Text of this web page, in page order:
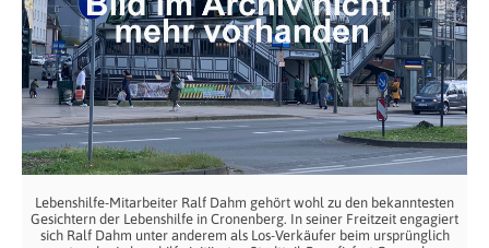
Lebenshilfe-Mitarbeiter Ralf Dahm gehört wohl zu den bekanntesten
Gesichtern der Lebenshilfe in Cronenberg. In seiner Freitzeit engagiert
sich Ralf Dahm unter anderem als Los-Verkäufer beim ursprünglich